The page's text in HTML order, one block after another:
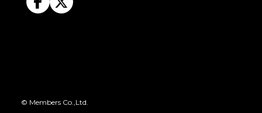
© Members Co.,Ltd.